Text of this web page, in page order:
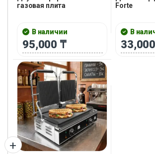
газовая плита
В наличии
95,000 ₸
Forte
В
33,000